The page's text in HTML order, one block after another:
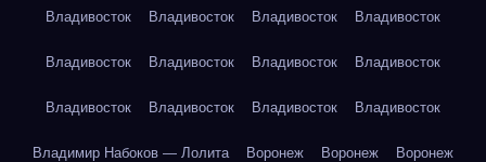
Владивосток Владивосток Владивосток Владивосток
Владивосток Владивосток Владивосток Владивосток
Владивосток Владивосток Владивосток Владивосток
Владимир Набоков — Лолита Воронеж Воронеж Воронеж